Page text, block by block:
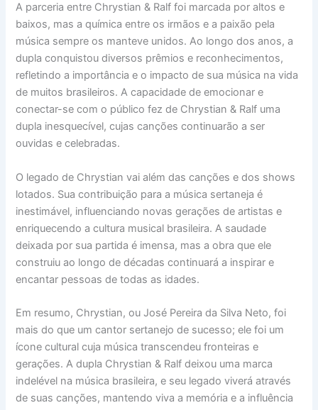
A parceria entre Chrystian & Ralf foi marcada por altos e
baixos, mas a química entre os irmãos e a paixão pela
música sempre os manteve unidos. Ao longo dos anos, a
dupla conquistou diversos prêmios e reconhecimentos,
refletindo a importância e o impacto de sua música na vida
de muitos brasileiros. A capacidade de emocionar e
conectar-se com o público fez de Chrystian & Ralf uma
dupla inesquecível, cujas canções continuarão a ser
ouvidas e celebradas.
O legado de Chrystian vai além das canções e dos shows
lotados. Sua contribuição para a música sertaneja é
inestimável, influenciando novas gerações de artistas e
enriquecendo a cultura musical brasileira. A saudade
deixada por sua partida é imensa, mas a obra que ele
construiu ao longo de décadas continuará a inspirar e
encantar pessoas de todas as idades.
Em resumo, Chrystian, ou José Pereira da Silva Neto, foi
mais do que um cantor sertanejo de sucesso; ele foi um
ícone cultural cuja música transcendeu fronteiras e
gerações. A dupla Chrystian & Ralf deixou uma marca
indelével na música brasileira, e seu legado viverá através
de suas canções, mantendo viva a memória e a influência